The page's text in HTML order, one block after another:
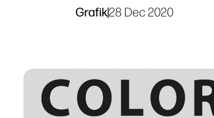
Grafik|28 Dec 2020